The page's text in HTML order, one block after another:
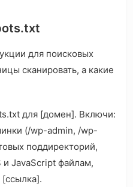
для поисковых
сканировать, а какие
для [домен]. Включи:
(/wp-admin, /wp-
поддиректорий,
и JavaScript файлам,
[ссылка].